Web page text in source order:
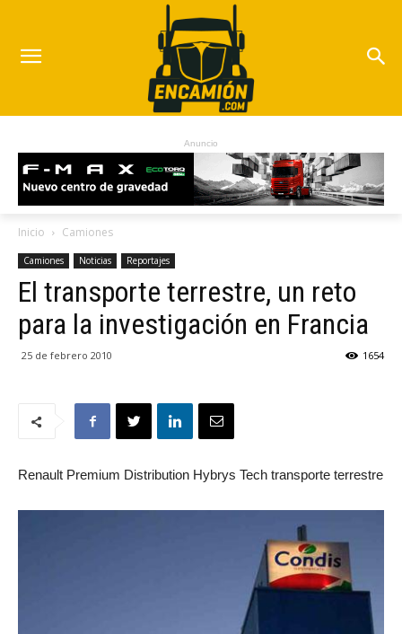
Anuncio
Inicio Camiones
Camiones Noticias Reportajes
El transporte terrestre, un reto
para la investigación en Francia
25 de febrero 2010 1654
Renault Premium Distribution Hybrys Tech transporte terrestre